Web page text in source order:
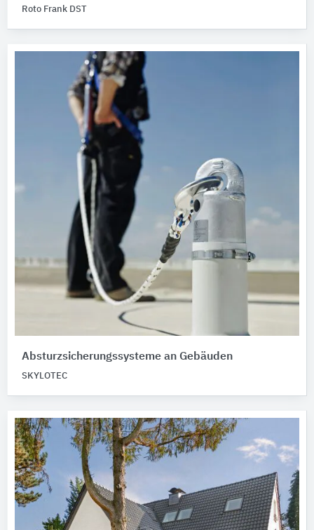
Roto Frank DST
Absturzsicherungssysteme an Gebäuden
SKYLOTEC